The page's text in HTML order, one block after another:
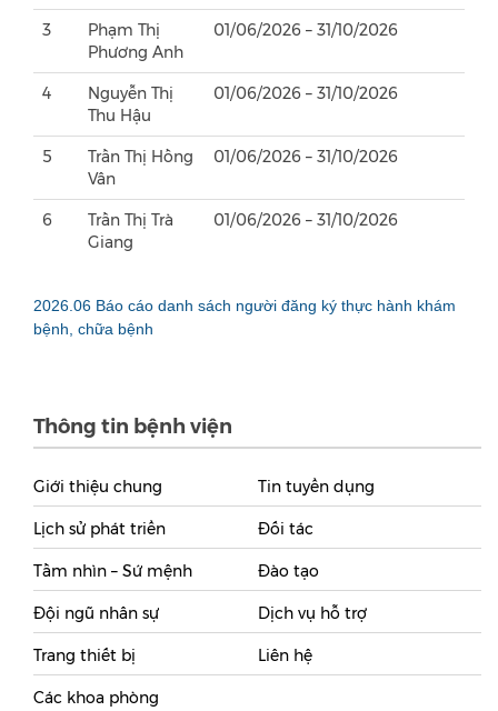
3
Phạm Thị
Phương Anh
01/06/2026 – 31/10/2026
4
Nguyễn Thị
Thu Hậu
01/06/2026 – 31/10/2026
5
Trần Thị Hồng
Vân
01/06/2026 – 31/10/2026
6
Trần Thị Trà
Giang
01/06/2026 – 31/10/2026
2026.06 Báo cáo danh sách người đăng ký thực hành khám
bệnh, chữa bệnh
Thông tin bệnh viện
Giới thiệu chung
Lịch sử phát triển
Tầm nhìn – Sứ mệnh
Đội ngũ nhân sự
Trang thiết bị
Các khoa phòng
Tin tuyển dụng
Đối tác
Đào tạo
Dịch vụ hỗ trợ
Liên hệ